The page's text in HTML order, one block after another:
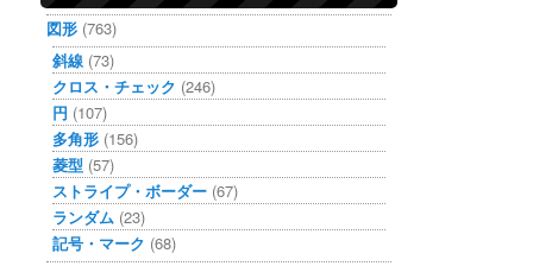
図形 (763)
斜線 (73)
クロス・チェック (246)
円 (107)
多角形 (156)
菱型 (57)
ストライプ・ボーダー (67)
ランダム (23)
記号・マーク (68)